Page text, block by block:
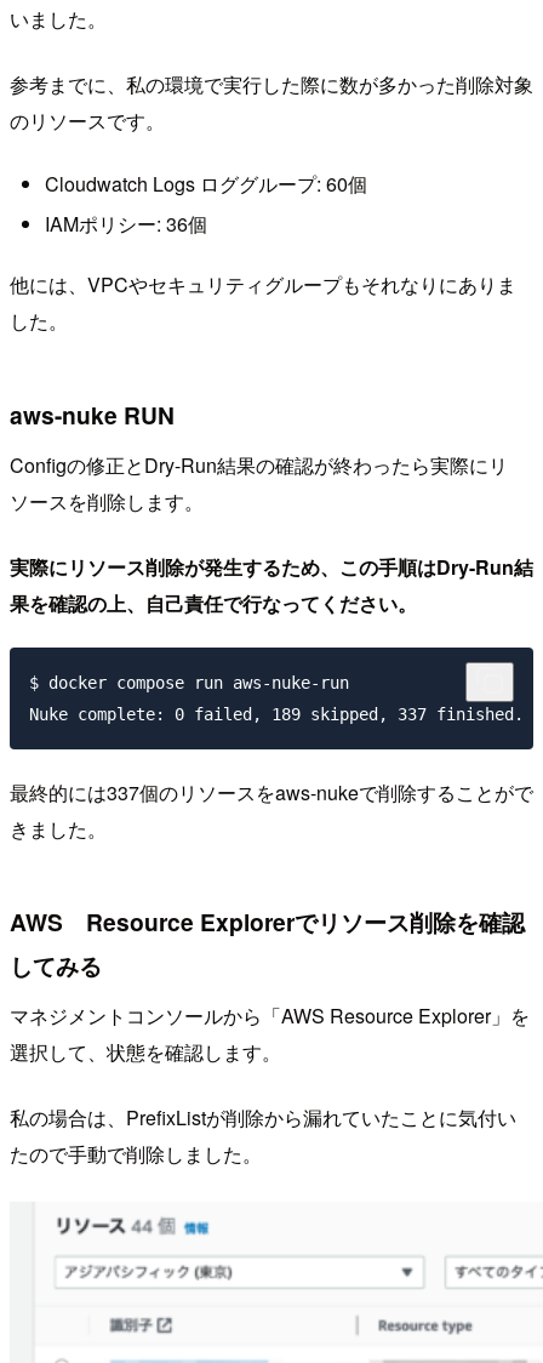
いました。
参考までに、私の環境で実行した際に数が多かった削除対象
のリソースです。
Cloudwatch Logs ロググループ: 60個
IAMポリシー: 36個
他には、VPCやセキュリティグループもそれなりにありま
した。
aws-nuke RUN
Configの修正とDry-Run結果の確認が終わったら実際にリ
ソースを削除します。
実際にリソース削除が発生するため、この手順はDry-Run結
果を確認の上、自己責任で行なってください。
$ docker compose run aws-nuke-run
最終的には337個のリソースをaws-nukeで削除することがで
きました。
AWS Resource Explorerでリソース削除を確認
してみる
マネジメントコンソールから「AWS Resource Explorer」を
選択して、状態を確認します。
私の場合は、PrefixListが削除から漏れていたことに気付い
たので手動で削除しました。